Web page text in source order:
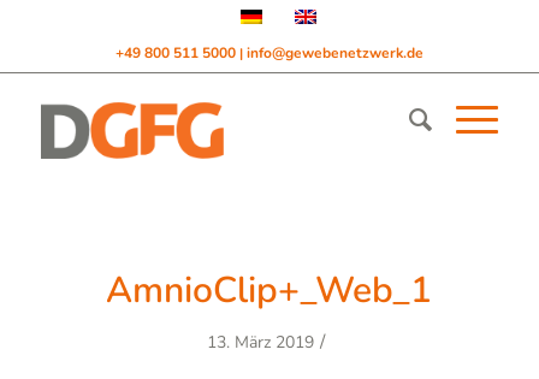
+49 800 511 5000 | info@gewebenetzwerk.de
AmnioClip+_Web_1
13. März 2019 /